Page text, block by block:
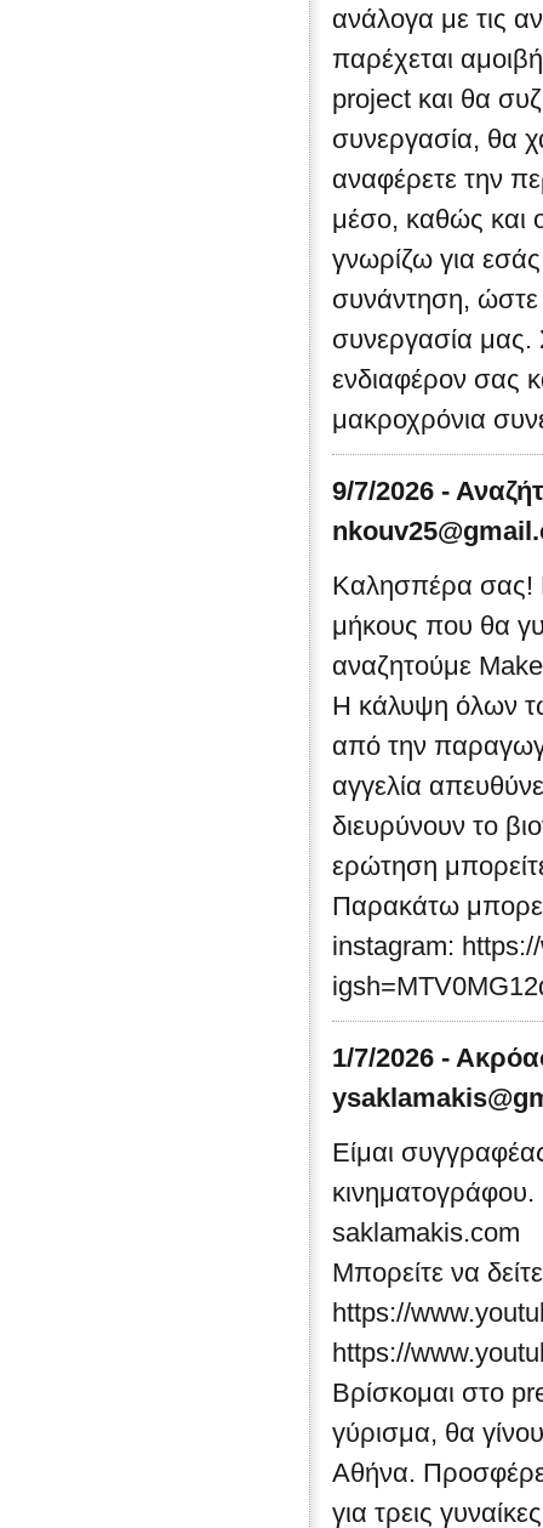
ανάλογα με τις
παρέχεται
project και θα
συνεργασία, θα
αναφέρετε την
μέσο, καθώς και
γνωρίζω για
συνάντηση, ώστε
συνεργασία μας.
ενδιαφέρον σας
μακροχρόνια
9/7/2026 -
Καλησπέρα σας!
μήκους που θα
αναζητούμε
Η κάλυψη όλων
από την
αγγελία
διευρύνουν το
ερώτηση
Παρακάτω
instagram:
1/7/2026 -
Είμαι
κινηματογράφου.
saklamakis.com
Μπορείτε να
https://
https://
Βρίσκομαι στο
γύρισμα, θα
Αθήνα.
για τρεις